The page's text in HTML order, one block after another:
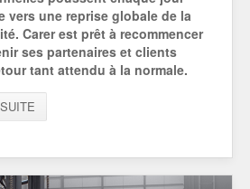
vers une reprise globale de la
Carer est prêt à recommencer
ses partenaires et clients
tant attendu à la normale.